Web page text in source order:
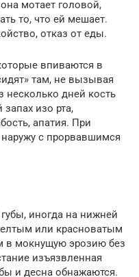
мотает головой,
то, что ей мешает.
отказ от еды.
впиваются в
там, не вызывая
несколько дней кость
изо рта,
апатия. При
с прорвавшимся
иногда на нижней
или красноватым
в мокнущую эрозию без
изъязвленная
и десна обнажаются.